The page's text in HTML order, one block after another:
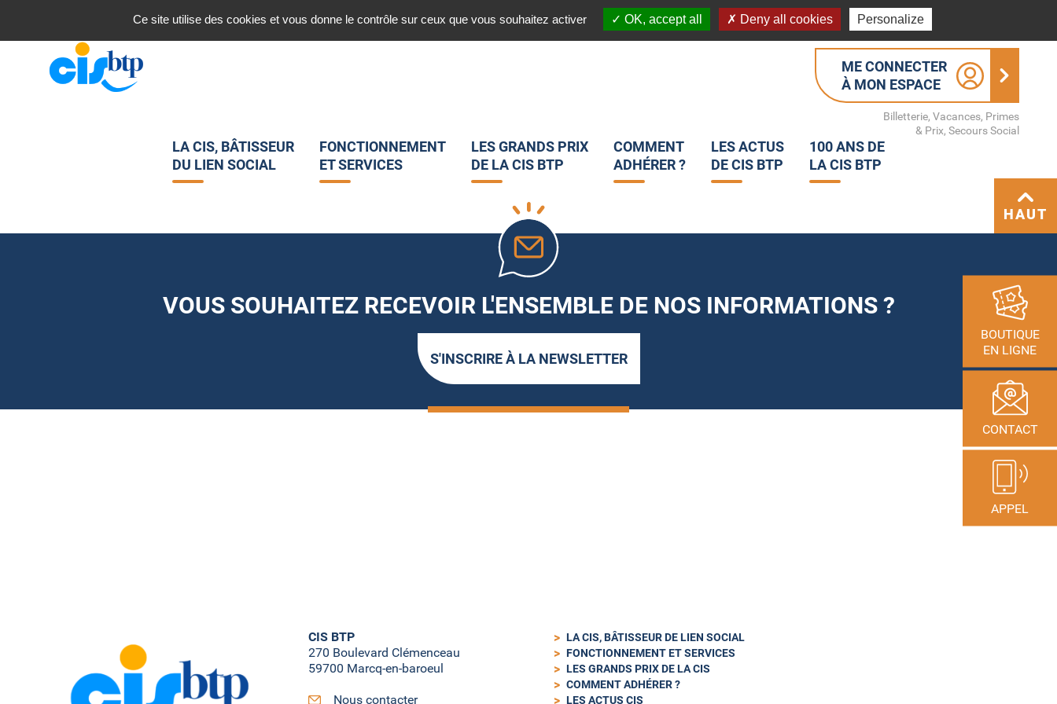
Nous contacter : 03 20 45 82 25 Nous suivre sur les réseaux sociaux :
ME CONNECTER
À MON ESPACE
Billetterie, Vacances, Primes
& Prix, Secours Social
LA CIS, BÂTISSEUR
DU LIEN SOCIAL
FONCTIONNEMENT
ET SERVICES
LES GRANDS PRIX
DE LA CIS BTP
COMMENT
ADHÉRER ?
LES ACTUS
DE CIS BTP
100 ANS DE
LA CIS BTP
BOUTIQUE
EN LIGNE
CONTACT
APPEL
HAUT
VOUS SOUHAITEZ RECEVOIR L'ENSEMBLE DE NOS INFORMATIONS ?
S'INSCRIRE À LA NEWSLETTER
CIS BTP
270 Boulevard Clémenceau
59700 Marcq-en-baroeul
Nous contacter
LA CIS, BÂTISSEUR DE LIEN SOCIAL
FONCTIONNEMENT ET SERVICES
LES GRANDS PRIX DE LA CIS
COMMENT ADHÉRER ?
LES ACTUS CIS
Ce site utilise des cookies et vous donne le contrôle sur ceux que vous souhaitez activer OK, accept all Deny all cookies Personalize